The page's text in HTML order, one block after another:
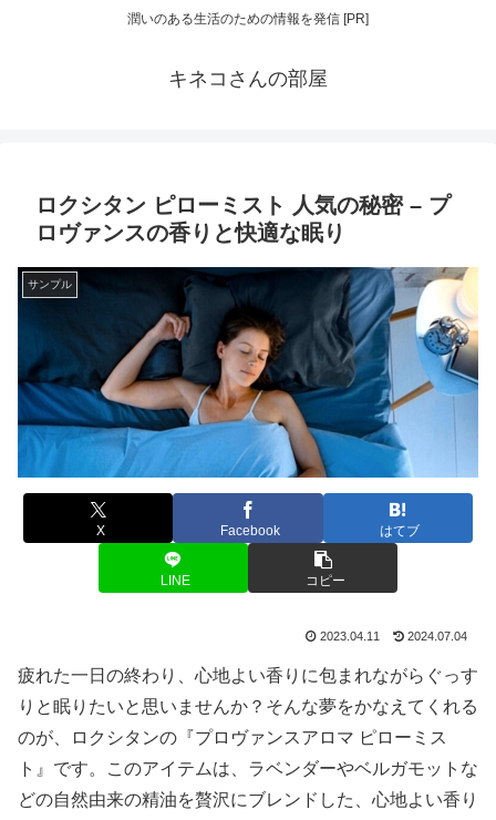
潤いのある生活のための情報を発信 [PR]
キネコさんの部屋
ロクシタン ピローミスト 人気の秘密 – プ
ロヴァンスの香りと快適な眠り
サンプル
X Facebook はてブ
LINE コピー
2023.04.11 2024.07.04
疲れた一日の終わり、心地よい香りに包まれながらぐっす
りと眠りたいと思いませんか？そんな夢をかなえてくれる
のが、ロクシタンの『プロヴァンスアロマ ピローミス
ト』です。このアイテムは、ラベンダーやベルガモットな
どの自然由来の精油を贅沢にブレンドした、心地よい香り